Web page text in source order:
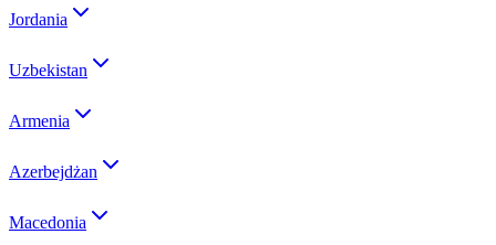
Jordania
Uzbekistan
Armenia
Azerbejdżan
Macedonia